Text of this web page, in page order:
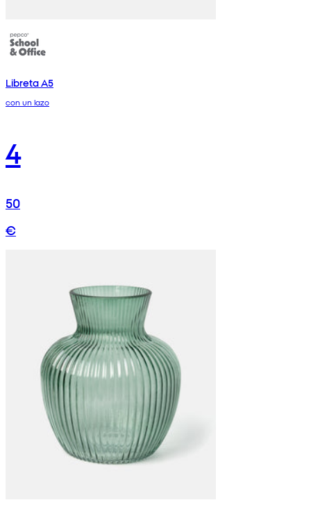
Libreta A5
con un lazo
4
50
€